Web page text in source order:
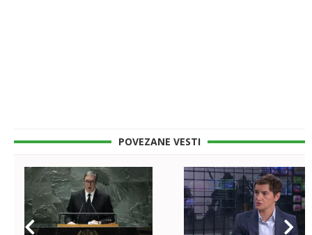
POVEZANE VESTI